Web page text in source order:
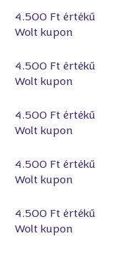
4.500 Ft értékű
Wolt kupon
4.500 Ft értékű
Wolt kupon
4.500 Ft értékű
Wolt kupon
4.500 Ft értékű
Wolt kupon
4.500 Ft értékű
Wolt kupon